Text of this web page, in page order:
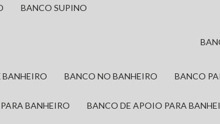
BANCO SUPINO
BANHEIRO BANCO NO BANHEIRO BANCO
BANHEIRO BANCO DE APOIO PARA